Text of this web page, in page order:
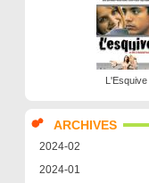
L'Esquive
ARCHIVES
2024-02
2024-01